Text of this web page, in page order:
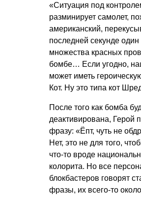
«Ситуация под
разминирует самолет,
американский,
последней секунде один
множества красных
бомбе… Если угодно,
может иметь
Кот. Ну это типа кот
После того как бомба
деактивирована, Герой
фразу: «Ёпт, чуть не
Нет, это не для того,
что-то вроде
колорита. Но все
блокбастеров говорят
фразы, их всего-то